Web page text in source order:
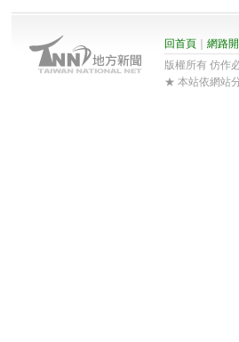
回首頁 網路
版權所有 仿作
★ 本站依網站